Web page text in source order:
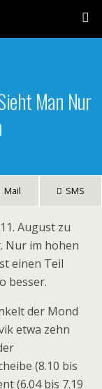
Man Nur
Mail SMS
August zu
Nur im hohen
einen Teil
besser.
der Mond
etwa zehn
(8.10 bis
(6.04 bis 7.19